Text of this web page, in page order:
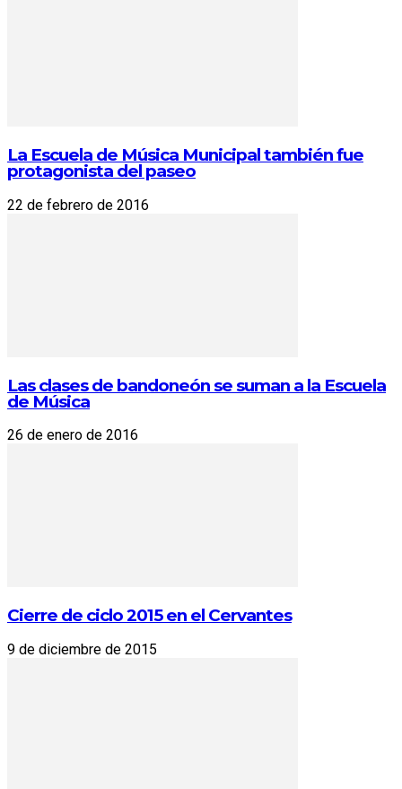
La Escuela de Música Municipal también fue
protagonista del paseo
22 de febrero de 2016
Las clases de bandoneón se suman a la Escuela
de Música
26 de enero de 2016
Cierre de ciclo 2015 en el Cervantes
9 de diciembre de 2015